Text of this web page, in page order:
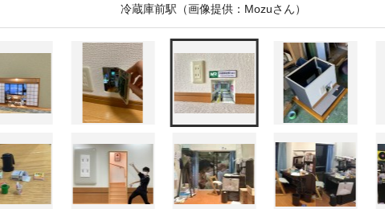
冷蔵庫前駅（画像提供：Mozuさん）